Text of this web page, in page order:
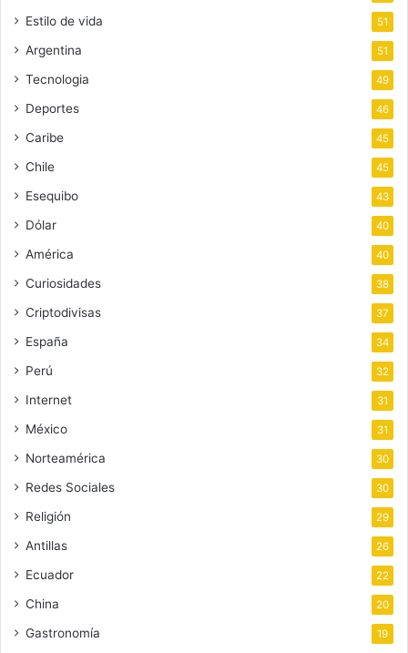
Estilo de vida 51
Argentina 51
Tecnologia 49
Deportes 46
Caribe 45
Chile 45
Esequibo 43
Dólar 40
América 40
Curiosidades 38
Criptodivisas 37
España 34
Perú 32
Internet 31
México 31
Norteamérica 30
Redes Sociales 30
Religión 29
Antillas 26
Ecuador 22
China 20
Gastronomía 19